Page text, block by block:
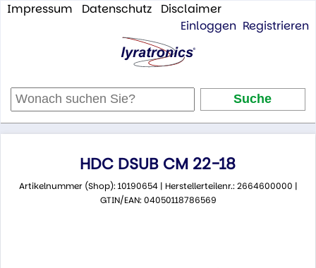
Impressum Datenschutz
Disclaimer
Einloggen Registrieren
HDC DSUB CM 22-18
Artikelnummer (Shop): 10190654 | Herstellerteilenr.: 2664600000 |
GTIN/EAN: 04050118786569